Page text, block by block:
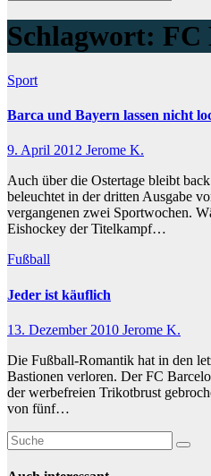
Schlagwort: FC
Sport
Barca und Bayern lassen nicht
9. April 2012 Jerome K.
Auch über die Ostertage bleibt
beleuchtet in der dritten Ausgabe
vergangenen zwei Sportwochen.
Eishockey der Titelkampf…
Fußball
Jeder ist käuflich
13. Dezember 2010 Jerome K.
Die Fußball-Romantik hat in den
Bastionen verloren. Der FC
der werbefreien Trikotbrust
von fünf…